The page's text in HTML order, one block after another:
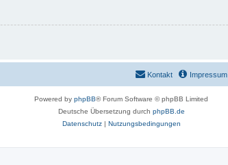
Impressum
Kontakt
Powered by phpBB® Forum Software © phpBB Limited
Deutsche Übersetzung durch phpBB.de
Datenschutz| Nutzungsbedingungen